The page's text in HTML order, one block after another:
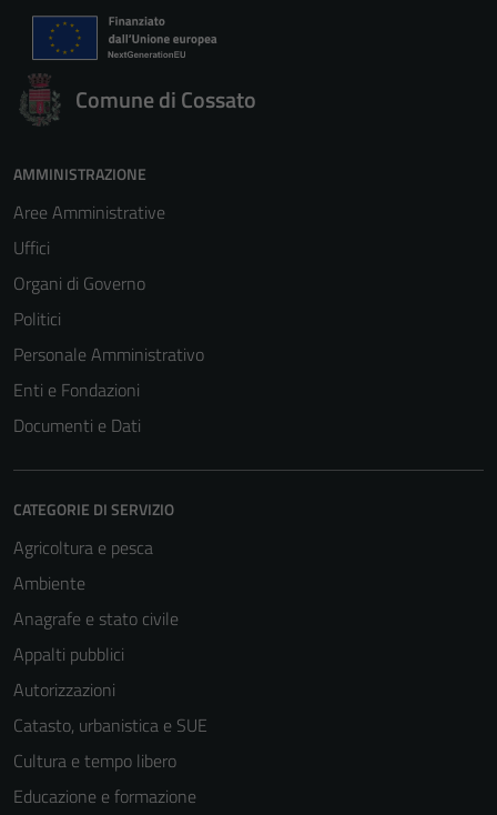
Comune di Cossato
AMMINISTRAZIONE
Aree Amministrative
Uffici
Organi di Governo
Politici
Personale Amministrativo
Enti e Fondazioni
Documenti e Dati
CATEGORIE DI SERVIZIO
Agricoltura e pesca
Ambiente
Anagrafe e stato civile
Appalti pubblici
Autorizzazioni
Catasto, urbanistica e SUE
Cultura e tempo libero
Educazione e formazione